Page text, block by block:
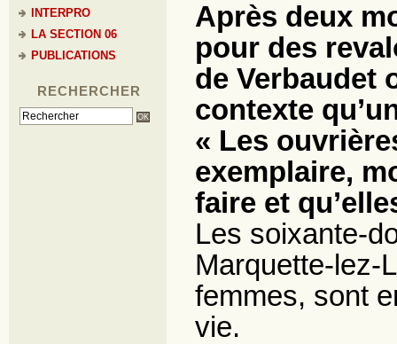
INTERPRO
LA SECTION 06
PUBLICATIONS
RECHERCHER
Après deux
pour des
de Verbaudet
contexte
« Les
exemplaire,
faire et
Les soixante-
Marquette-lez-
femmes, sont
vie.